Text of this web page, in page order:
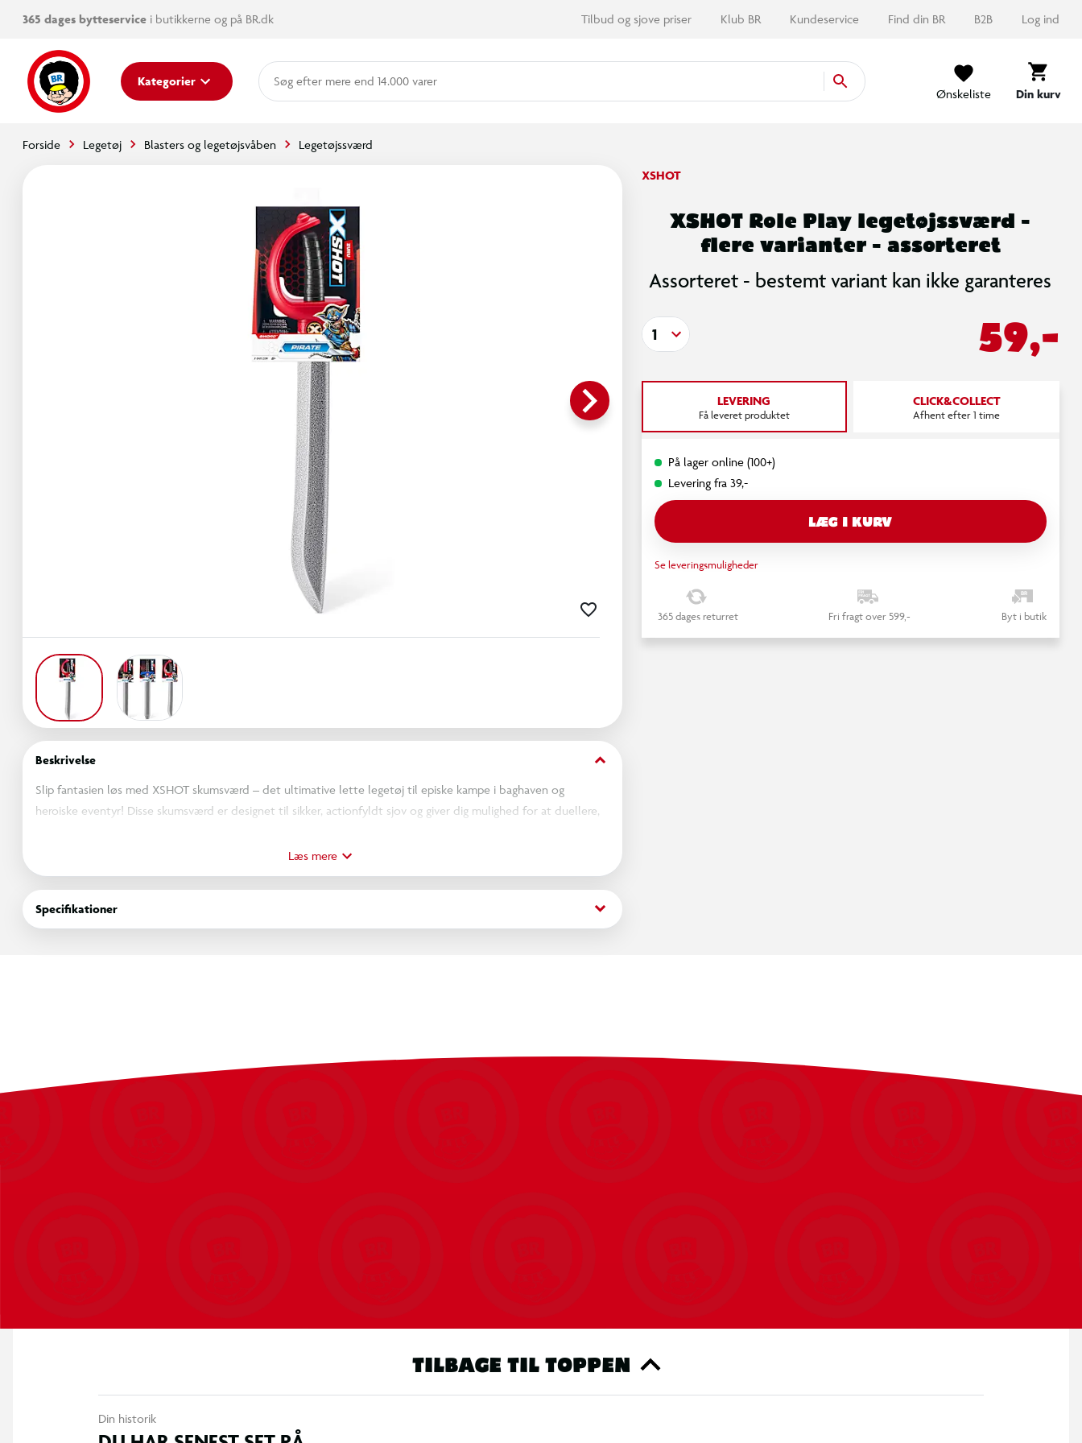
365 dages bytteservice i butikkerne og på BR.dk Tilbud og sjove priser Klub BR Kundeservice Find din BR B2B Log ind
Kategorier
mere end 14.000 varer
Ønskeliste
Din kurv
Forside Legetøj Blasters og legetøjsvåben Legetøjssværd
keyboard_arrow_right
Beskrivelse keyboard_arrow_down
Slip fantasien løs med XSHOT skumsværd – det ultimative lette legetøj til episke kampe i baghaven og
heroiske eventyr! Disse skumsværd er designet til sikker, actionfyldt sjov og giver dig mulighed for at duellere,
kampen igen og igen. Vælg dit sværd, saml dit hold, og lad eventyret begynde!
OBS! Varen er assorteret, og bestemt variant kan ikke garanteres
Læs mere
Specifikationer keyboard_arrow_down
XSHOT
XSHOT Role Play legetøjssværd -
flere varianter - assorteret
Assorteret - bestemt variant kan ikke garanteres
59,-
1
LEVERING
Få leveret produktet
CLICK&COLLECT
Afhent efter 1 time
På lager online (100+)
Levering fra 39,-
LÆG I KURV
Se leveringsmuligheder
365 dages returret Fri fragt over 599,- Byt i butik
TILBAGE TIL TOPPEN
Din historik